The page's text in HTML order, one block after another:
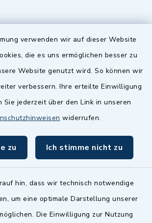
verwenden wir auf dieser Website
die es uns ermöglichen besser zu
Website genutzt wird. So können wir
verbessern. Ihre erteilte Einwilligung
Sie jederzeit über den Link in unseren
widerrufen.
zu Ich stimme nicht zu
hin, dass wir technisch notwendige
um eine optimale Darstellung unserer
Die Einwilligung zur Nutzung